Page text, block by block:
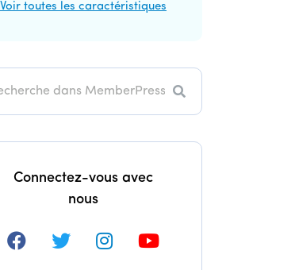
Voir toutes les caractéristiques
Recherche
Connectez-vous avec
nous